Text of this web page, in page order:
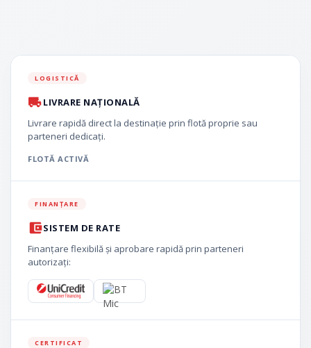
LOGISTICĂ
LIVRARE NAȚIONALĂ
Livrare rapidă direct la destinație prin flotă proprie sau
parteneri dedicați.
FLOTĂ ACTIVĂ
FINANȚARE
SISTEM DE RATE
Finanțare flexibilă și aprobare rapidă prin parteneri
autorizați:
CERTIFICAT